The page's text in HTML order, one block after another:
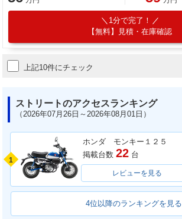
1分で完了！
【無料】見積・在庫確認
上記10件にチェック
ストリートのアクセスランキング
（2026年07月26日～2026年08月01日）
1
ホンダ モンキー１２５
掲載台数 22 台
レビューを見る
4位以降のランキングを見る